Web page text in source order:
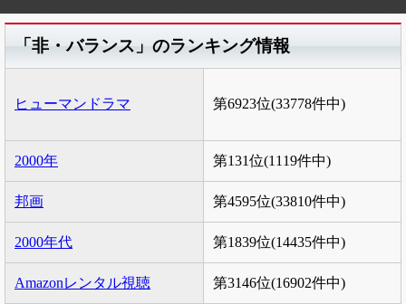
「非・バランス」のランキング情報
ヒューマンドラマ 第6923位(33778件中)
2000年 第131位(1119件中)
邦画 第4595位(33810件中)
2000年代 第1839位(14435件中)
Amazonレンタル視聴 第3146位(16902件中)